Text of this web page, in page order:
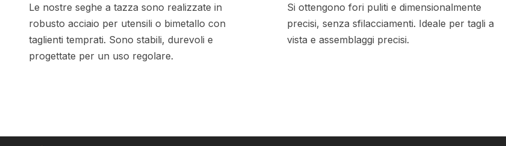
Le nostre seghe a tazza sono realizzate in
robusto acciaio per utensili o bimetallo con
taglienti temprati. Sono stabili, durevoli e
progettate per un uso regolare.
Si ottengono fori puliti e dimensionalmente
precisi, senza sfilacciamenti. Ideale per tagli a
vista e assemblaggi precisi.